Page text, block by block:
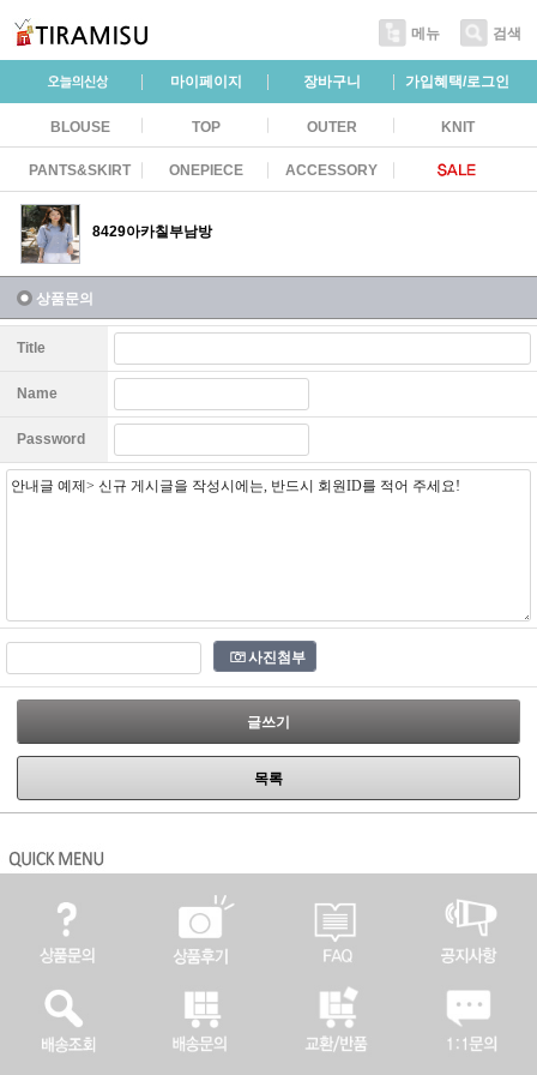
메뉴 검색
마이페이지 장바구니 가입혜택/로그인
BLOUSE TOP OUTER KNIT
PANTS&SKIRT ONEPIECE ACCESSORY
8429아카칠부남방
상품문의
Title
Name
Password
사진첨부
글쓰기
목록